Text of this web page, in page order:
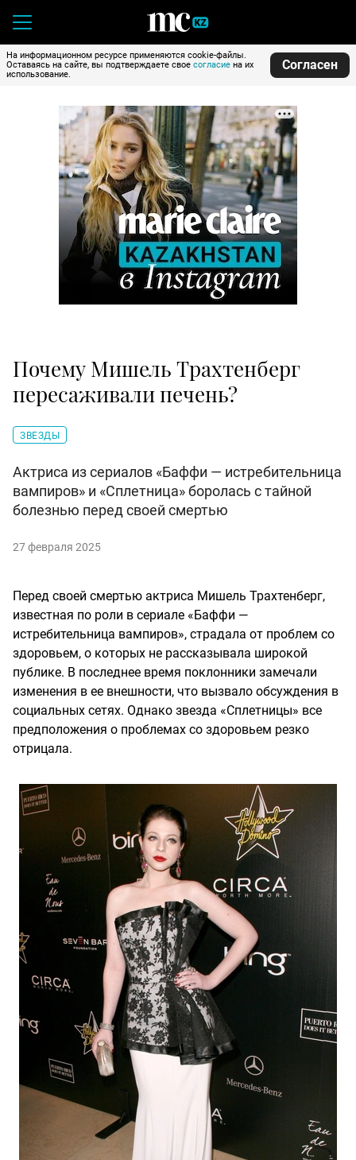
На информационном ресурсе применяются cookie-файлы.
Оставаясь на сайте, вы подтверждаете свое согласие на их
использование.
Согласен
Почему Мишель Трахтенберг
пересаживали печень?
ЗВЕЗДЫ
Актриса из сериалов «Баффи — истребительница
вампиров» и «Сплетница» боролась с тайной
болезнью перед своей смертью
27 февраля 2025
Перед своей смертью актриса Мишель Трахтенберг,
известная по роли в сериале «Баффи —
истребительница вампиров», страдала от проблем со
здоровьем, о которых не рассказывала широкой
публике. В последнее время поклонники замечали
изменения в ее внешности, что вызвало обсуждения в
социальных сетях. Однако звезда «Сплетницы» все
предположения о проблемах со здоровьем резко
отрицала.